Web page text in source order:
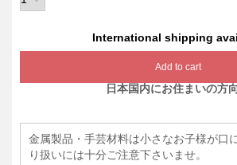
International shipping
Add to cart
日本国内にお住まいの方
金属製品・手芸材料は小さなお子様が口
り扱いには十分ご注意下さいませ。